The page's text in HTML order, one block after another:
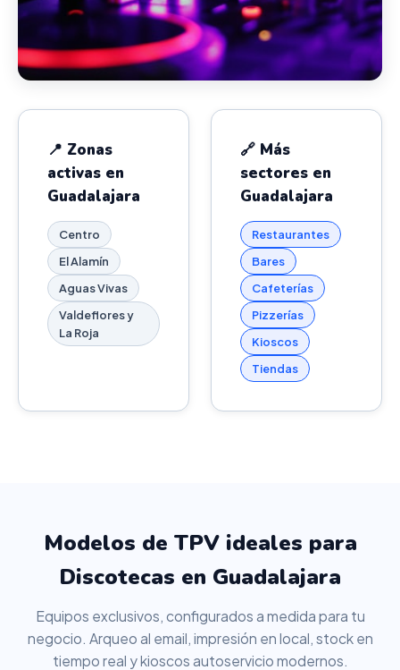
📍 Zonas
activas en
Guadalajara
Centro
El Alamín
Aguas Vivas
Valdeflores y
La Roja
🔗 Más
sectores en
Guadalajara
Restaurantes
Bares
Cafeterías
Pizzerías
Kioscos
Tiendas
Modelos de TPV ideales para
Discotecas en Guadalajara
Equipos exclusivos, configurados a medida para tu
negocio. Arqueo al email, impresión en local, stock en
tiempo real y kioscos autoservicio modernos.